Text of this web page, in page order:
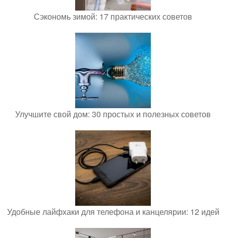
Сэкономь зимой: 17 практических советов
Улучшите свой дом: 30 простых и полезных советов
Удобные лайфхаки для телефона и канцелярии: 12 идей